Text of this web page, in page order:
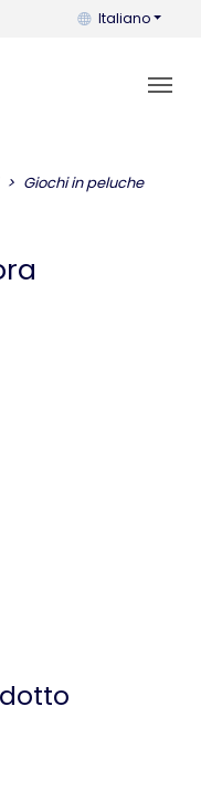
Puoi cambiare
Italiano
Giochi in peluche